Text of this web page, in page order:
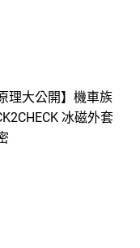
理大公開】機車族
冰磁外套